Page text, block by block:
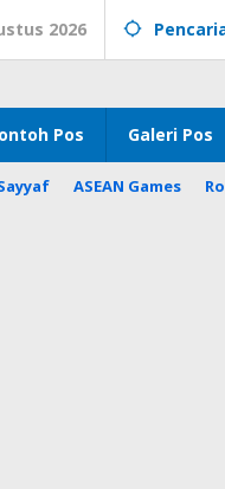
2026
Pos Galeri Pos
ASEAN Games